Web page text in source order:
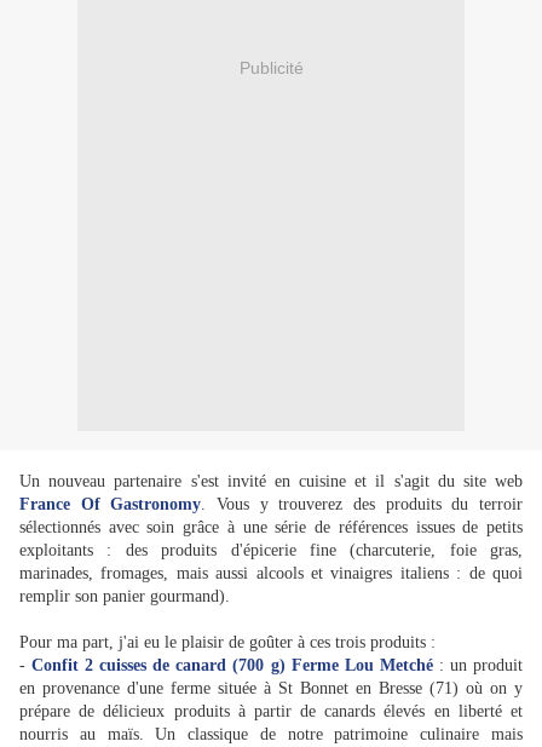
Publicité
Un nouveau partenaire s'est invité en cuisine et il s'agit du site web
France Of Gastronomy. Vous y trouverez des produits du terroir
sélectionnés avec soin grâce à une série de références issues de petits
exploitants : des produits d'épicerie fine (charcuterie, foie gras,
marinades, fromages, mais aussi alcools et vinaigres italiens : de quoi
remplir son panier gourmand).
Pour ma part, j'ai eu le plaisir de goûter à ces trois produits :
-Confit 2 cuisses de canard (700 g) Ferme Lou Metché: un produit
en provenance d'une ferme située à St Bonnet en Bresse (71) où on y
prépare de délicieux produits à partir de canards élevés en liberté et
nourris au maïs. Un classique de notre patrimoine culinaire mais